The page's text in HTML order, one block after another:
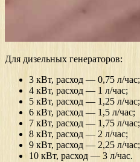
Для дизельных генераторов:
3 кВт, расход — 0,75 л/час;
4 кВт, расход — 1 л/час;
5 кВт, расход — 1,25 л/час;
6 кВт, расход — 1,5 л/час;
7 кВт, расход — 1,75 л/час;
8 кВт, расход — 2 л/час;
9 кВт, расход — 2,25 л/час;
10 кВт, расход — 3 л/час.